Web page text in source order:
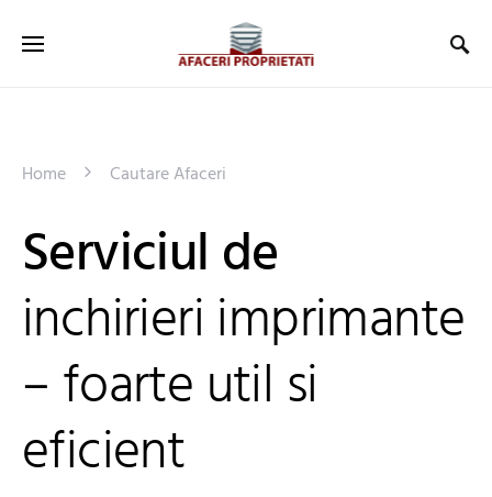
Home Cautare Afaceri
Serviciul de
inchirieri imprimante
– foarte util si
eficient